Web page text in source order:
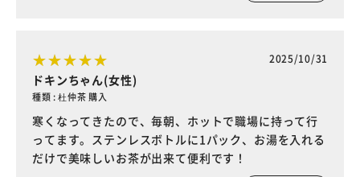
2025/10/31
ドキンちゃん(女性)
種類 : 杜仲茶 購入
寒くなってきたので、毎朝、ホットで職場に持って行
ってます。ステンレスボトルに1パック、お湯を入れる
だけで美味しいお茶が出来て便利です！